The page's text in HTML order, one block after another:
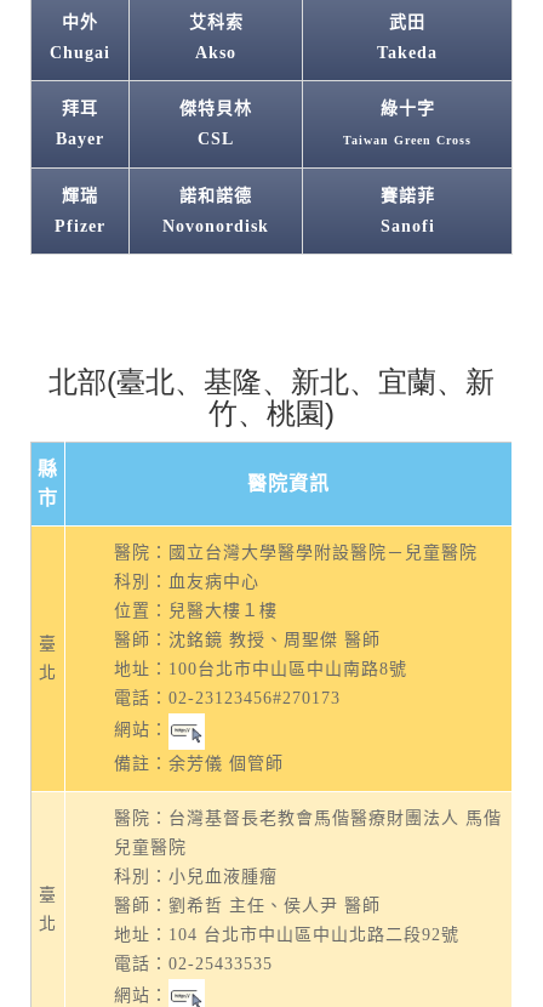
中外
Chugai
艾科索
Akso
武田
Takeda
拜耳
Bayer
傑特貝林
CSL
綠十字
Taiwan Green Cross
輝瑞
Pfizer
諾和諾德
Novonordisk
賽諾菲
Sanofi
北部(臺北、基隆、新北、宜蘭、新
竹、桃園)
縣
市
醫院資訊
臺
北
醫院：國立台灣大學醫學附設醫院－兒童醫院
科別：血友病中心
位置：兒醫大樓１樓
醫師：沈銘鏡 教授、周聖傑 醫師
地址： 100台北市中山區中山南路8號
電話： 02-23123456#270173
網站：
備註：余芳儀 個管師
臺
北
醫院：台灣基督長老教會馬偕醫療財團法人 馬偕
兒童醫院
科別：小兒血液腫瘤
醫師：劉希哲 主任、侯人尹 醫師
地址： 104 台北市中山區中山北路二段92號
電話： 02-25433535
網站：